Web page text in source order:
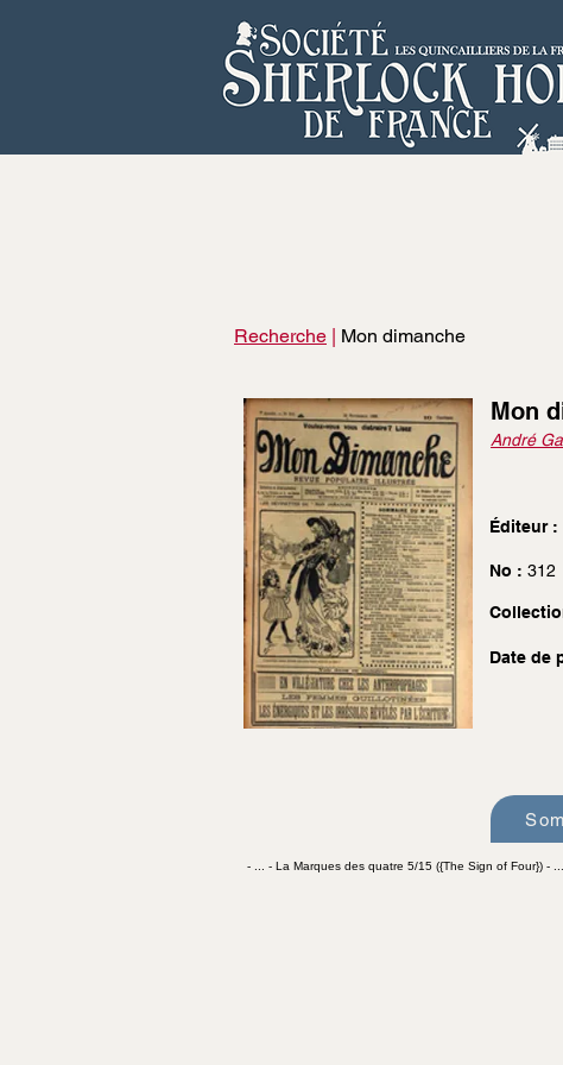
Recherche | Mon dimanche
Mon
André
Éditeur :
No : 312
Date de
- ... - La Marques des quatre 5/15 ({The Sign of Four}) - ...